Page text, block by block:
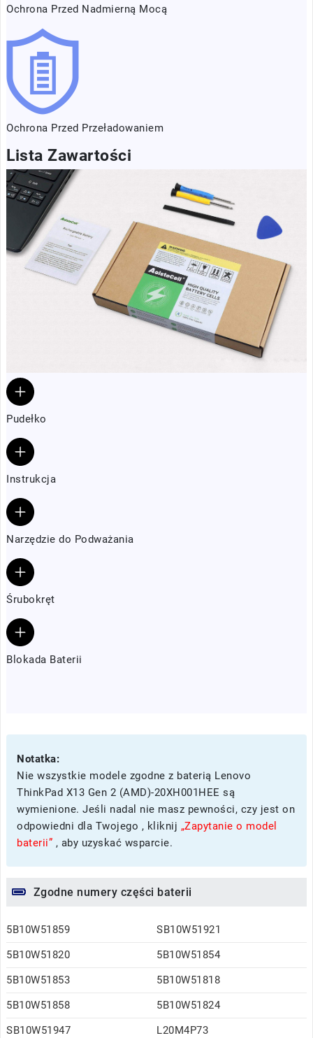
Ochrona Przed Nadmierną Mocą
Ochrona Przed Przeładowaniem
Lista Zawartości
Pudełko
Instrukcja
Narzędzie do Podważania
Śrubokręt
Blokada Baterii
Notatka:
Nie wszystkie modele zgodne z baterią Lenovo
ThinkPad X13 Gen 2 (AMD)-20XH001HEE są
wymienione. Jeśli nadal nie masz pewności, czy jest on
odpowiedni dla Twojego , kliknij „Zapytanie o model
baterii” , aby uzyskać wsparcie.
Zgodne numery części baterii
5B10W51859
SB10W51921
5B10W51820
5B10W51854
5B10W51853
5B10W51818
5B10W51858
5B10W51824
SB10W51947
L20M4P73